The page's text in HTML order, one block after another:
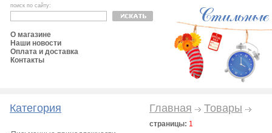
О магазине
Наши новости
Оплата и доставка
Контакты
поиск по сайту:
Категория Главная Товары
страницы: 1